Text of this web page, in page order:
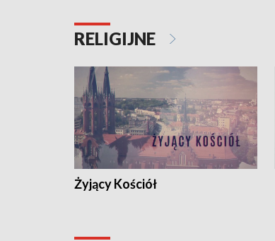
RELIGIJNE
Żyjący Kościół